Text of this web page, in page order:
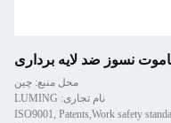
لایه برداری